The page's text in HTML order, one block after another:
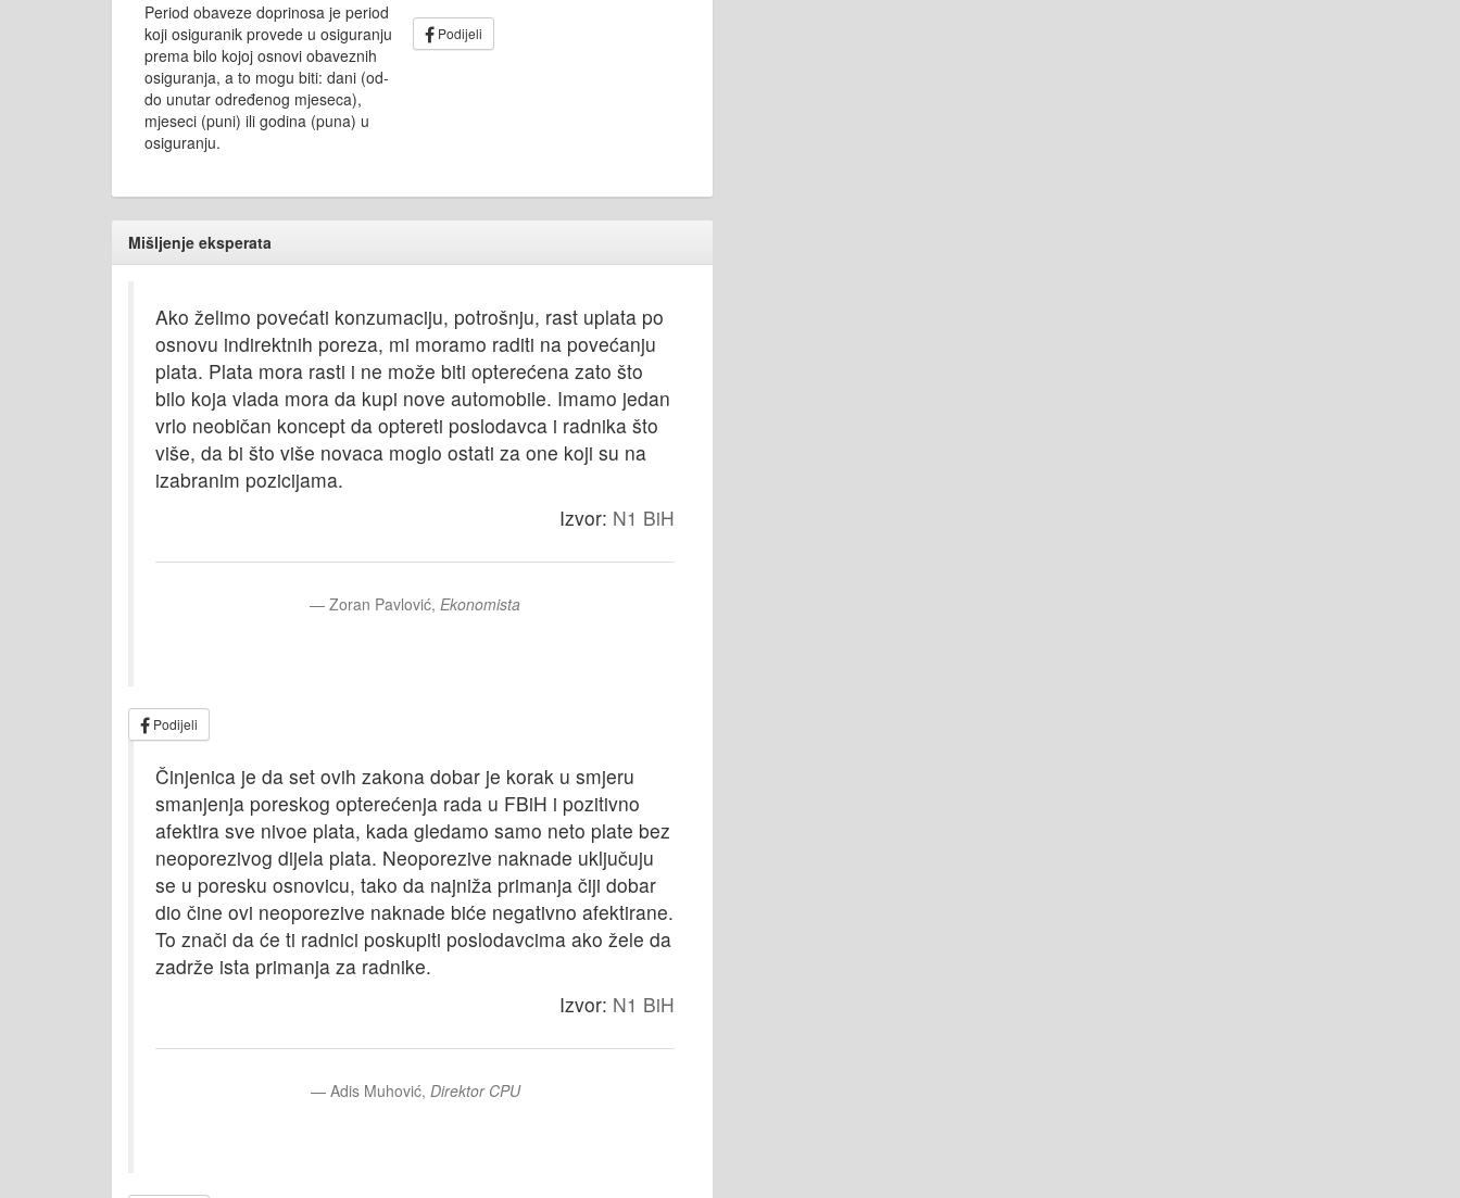
Period obaveze doprinosa je period
koji osiguranik provede u osiguranju
prema bilo kojoj osnovi obaveznih
osiguranja, a to mogu biti: dani (od-
do unutar određenog mjeseca),
mjeseci (puni) ili godina (puna) u
osiguranju.
Podijeli
Mišljenje eksperata
Ako želimo povećati konzumaciju, potrošnju, rast uplata po
osnovu indirektnih poreza, mi moramo raditi na povećanju
plata. Plata mora rasti i ne može biti opterećena zato što
bilo koja vlada mora da kupi nove automobile. Imamo jedan
vrlo neobičan koncept da optereti poslodavca i radnika što
više, da bi što više novaca moglo ostati za one koji su na
izabranim pozicijama.
Izvor: N1 BiH
Zoran Pavlović, Ekonomista
Podijeli
Činjenica je da set ovih zakona dobar je korak u smjeru
smanjenja poreskog opterećenja rada u FBiH i pozitivno
afektira sve nivoe plata, kada gledamo samo neto plate bez
neoporezivog dijela plata. Neoporezive naknade uključuju
se u poresku osnovicu, tako da najniža primanja čiji dobar
dio čine ovi neoporezive naknade biće negativno afektirane.
To znači da će ti radnici poskupiti poslodavcima ako žele da
zadrže ista primanja za radnike.
Izvor: N1 BiH
Adis Muhović, Direktor CPU